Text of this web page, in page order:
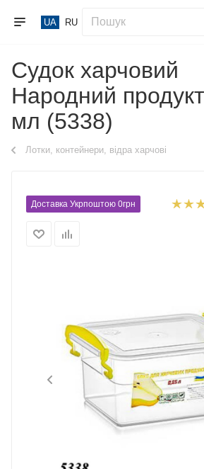
UA RU
Судок харчовий
Народний
мл (5338)
Лотки, контейнери, відра харчові
Доставка Укрпоштою 0грн